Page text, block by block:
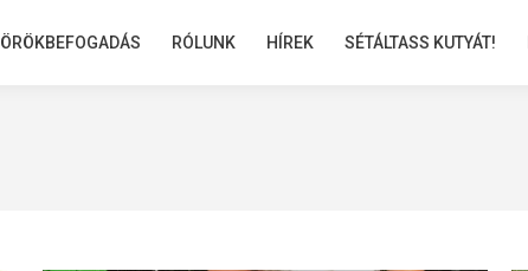
ÖRÖKBEFOGADÁS RÓLUNK HÍREK SÉTÁLTASS KUTYÁT!
ÖRÖKBEFOGADÁS RÓLUNK HÍREK SÉTÁLTASS KUTYÁT!